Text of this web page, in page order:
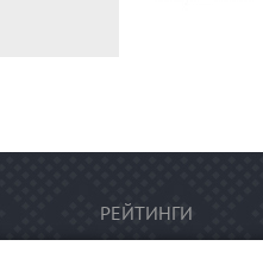
РЕЙТИНГИ